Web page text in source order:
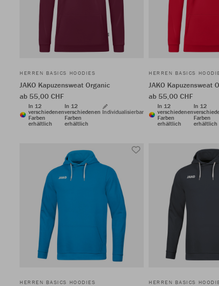
HERREN BASICS HOODIES
JAKO Kapuzensweat Organic
ab 55,00 CHF
In 12
verschiedenen
Farben
erhältlich
In 12
verschiedenen
Farben
erhältlich
Individualisierbar
HERREN BASICS
JAKO Kapuzensweat
ab 55,00 CHF
In 12
verschiedenen
Farben
erhältlich
In 12
Farben
erhältlich
HERREN BASICS HOODIES HERREN BASICS